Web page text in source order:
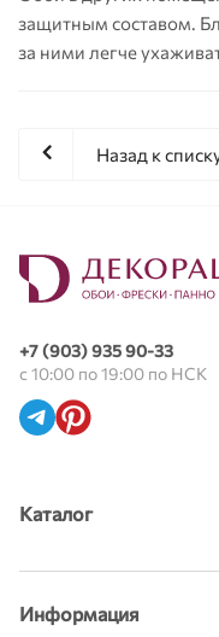
защитным составом.
за ними легче
Назад к
+7 (903) 935 90-33
с 10:00 по 19:00 по НСК
Каталог
Информация